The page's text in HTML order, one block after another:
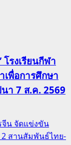
รงเรียนกีฬา
พื่อการศึกษา
า 7 ส.ค. 2569
จีน จัดแข่งขัน
2 สานสัมพันธ์ไทย-